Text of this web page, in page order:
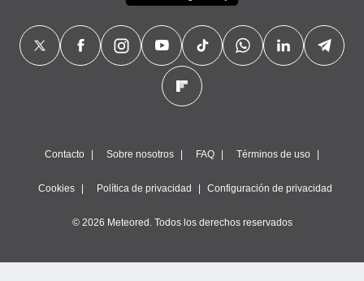
Contacto Sobre nosotros FAQ Términos de uso
Cookies Política de privacidad Configuración de privacidad
© 2026 Meteored. Todos los derechos reservados